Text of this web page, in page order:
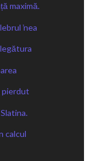
maximă.
̕nea
pierdut
calcul